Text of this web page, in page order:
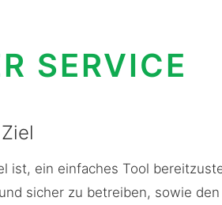
SERVICE
ist, ein einfaches Tool
sicher zu betreiben, sowie